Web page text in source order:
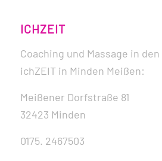
ICHZEIT
Coaching und Massage in
ichZEIT in Minden Meißen:
Meißener Dorfstraße 81
32423 Minden
0175. 2467503